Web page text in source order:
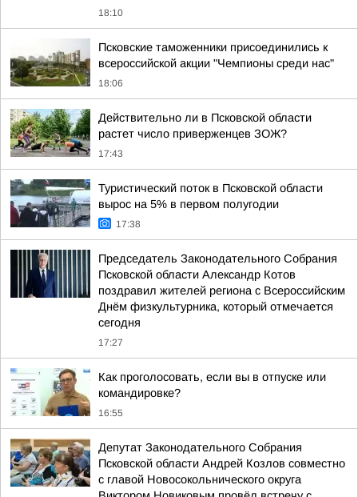
18:10
Псковские таможенники присоединились к
всероссийской акции "Чемпионы среди нас"
18:06
Действительно ли в Псковской области
растет число приверженцев ЗОЖ?
17:43
Туристический поток в Псковской области
вырос на 5% в первом полугодии
17:38
Председатель Законодательного Собрания
Псковской области Александр Котов
поздравил жителей региона с Всероссийским
Днём физкультурника, который отмечается
сегодня
17:27
Как проголосовать, если вы в отпуске или
командировке?
16:55
Депутат Законодательного Собрания
Псковской области Андрей Козлов совместно
с главой Новосокольнического округа